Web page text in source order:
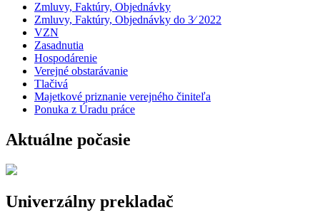
Zmluvy, Faktúry, Objednávky
Zmluvy, Faktúry, Objednávky do 3⁄ 2022
VZN
Zasadnutia
Hospodárenie
Verejné obstarávanie
Tlačivá
Majetkové priznanie verejného činiteľa
Ponuka z Úradu práce
Aktuálne počasie
Univerzálny prekladač